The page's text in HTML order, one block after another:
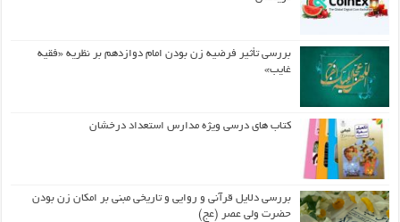
بررسی تأثیر فرضیه زن بودن امام دوازدهم بر نظریه «فقیه
غایب»
کتاب های درسی ویژه مدارس استعداد درخشان
بررسی دلایل قرآنی و روایی و تاریخی مبنی بر امکان زن بودن
حضرت ولی عصر (عج)